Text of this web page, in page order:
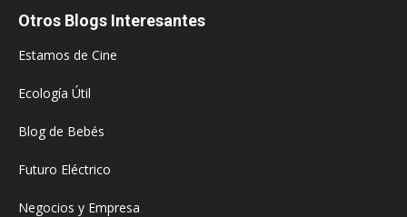
Otros Blogs Interesantes
Estamos de Cine
Ecología Útil
Blog de Bebés
Futuro Eléctrico
Negocios y Empresa